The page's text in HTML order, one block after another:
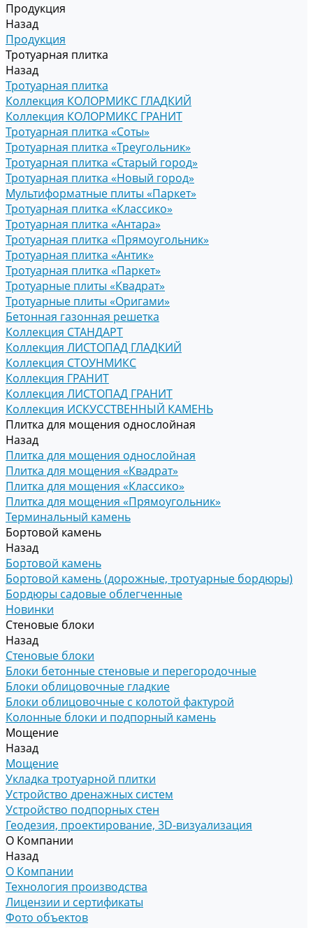
Продукция
Назад
Продукция
Тротуарная плитка
Назад
Тротуарная плитка
Коллекция КОЛОРМИКС ГЛАДКИЙ
Коллекция КОЛОРМИКС ГРАНИТ
Тротуарная плитка «Соты»
Тротуарная плитка «Треугольник»
Тротуарная плитка «Старый город»
Тротуарная плитка «Новый город»
Мультиформатные плиты «Паркет»
Тротуарная плитка «Классико»
Тротуарная плитка «Антара»
Тротуарная плитка «Прямоугольник»
Тротуарная плитка «Антик»
Тротуарная плитка «Паркет»
Тротуарные плиты «Квадрат»
Тротуарные плиты «Оригами»
Бетонная газонная решетка
Коллекция СТАНДАРТ
Коллекция ЛИСТОПАД ГЛАДКИЙ
Коллекция СТОУНМИКС
Коллекция ГРАНИТ
Коллекция ЛИСТОПАД ГРАНИТ
Коллекция ИСКУССТВЕННЫЙ КАМЕНЬ
Плитка для мощения однослойная
Назад
Плитка для мощения однослойная
Плитка для мощения «Квадрат»
Плитка для мощения «Классико»
Плитка для мощения «Прямоугольник»
Терминальный камень
Бортовой камень
Назад
Бортовой камень
Бортовой камень (дорожные, тротуарные бордюры)
Бордюры садовые облегченные
Новинки
Стеновые блоки
Назад
Стеновые блоки
Блоки бетонные стеновые и перегородочные
Блоки облицовочные гладкие
Блоки облицовочные с колотой фактурой
Колонные блоки и подпорный камень
Мощение
Назад
Мощение
Укладка тротуарной плитки
Устройство дренажных систем
Устройство подпорных стен
Геодезия, проектирование, 3D-визуализация
О Компании
Назад
О Компании
Технология производства
Лицензии и сертификаты
Фото объектов